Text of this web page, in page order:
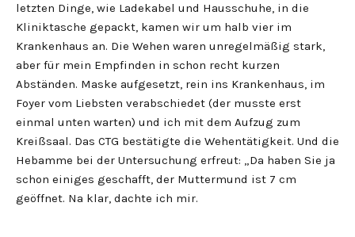
letzten Dinge, wie Ladekabel und Hausschuhe, in die
Kliniktasche gepackt, kamen wir um halb vier im
Krankenhaus an. Die Wehen waren unregelmäßig stark,
aber für mein Empfinden in schon recht kurzen
Abständen. Maske aufgesetzt, rein ins Krankenhaus, im
Foyer vom Liebsten verabschiedet (der musste erst
einmal unten warten) und ich mit dem Aufzug zum
Kreißsaal. Das CTG bestätigte die Wehentätigkeit. Und die
Hebamme bei der Untersuchung erfreut: „Da haben Sie ja
schon einiges geschafft, der Muttermund ist 7 cm
geöffnet. Na klar, dachte ich mir.